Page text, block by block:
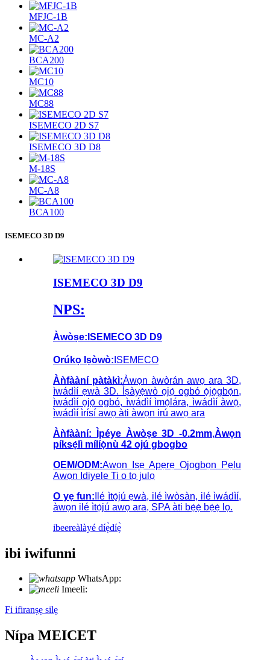
MFJC-1B
MC-A2
BCA200
MC10
MC88
ISEMECO 2D S7
ISEMECO 3D D8
M-18S
MC-A8
BCA100
ISEMECO 3D D9
ISEMECO 3D D9
NPS:
Àwòṣe: ISEMECO 3D D9
Orúkọ Iṣòwò: ISEMECO
Àǹfààní pàtàkì:Àwọn àwòrán awọ ara 3D,
ìwádìí ẹwà 3D. Ìṣàyẹ̀wò ọjọ́ ogbó ọ̀jọ̀gbọ́n,
ìwádìí ọjọ́ ogbó, ìwádìí ìmọ̀lára, ìwádìí àwọ̀,
ìwádìí ìrísí awọ àti àwọn irú awọ ara
Àǹfààní:
Ìpéye Àwòṣe 3D -0.2mm,Àwọn
píksẹ́lì mílíọ̀nù 42 ojú gbogbo
OEM/ODM:Awọn Iṣẹ Apẹrẹ Ọjọgbọn Pẹlu
Awọn Idiyele Ti o tọ julọ
O yẹ fun: Ilé ìtọ́jú ẹwà, ilé ìwòsàn, ilé ìwádìí,
àwọn ilé ìtọ́jú awọ ara, SPA àti bẹ́ẹ̀ bẹ́ẹ̀ lọ.
ibeereàlàyé díẹ̀díẹ̀
ibi iwifunni
WhatsApp:
Imeeli:
Fi ifiranṣẹ silẹ
Nípa MEICET